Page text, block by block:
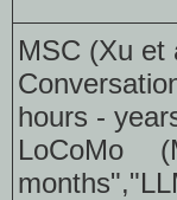
MSC (Xu et
hours -
LoCoMo